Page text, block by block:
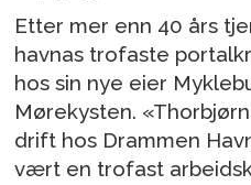
Etter mer enn 40 års
havnas trofaste
hos sin nye eier
Mørekysten.
drift hos Drammen
vært en trofast